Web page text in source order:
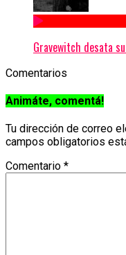
Gravewitch desata
Comentarios
Animáte, comentá!
Tu dirección de correo
campos obligatorios
Comentario *